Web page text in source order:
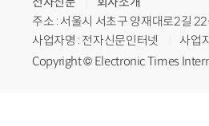
주소 : 서울시 서초구 양재대로2길
사업자명 : 전자신문인터넷
사업
Copyright © Electronic Times